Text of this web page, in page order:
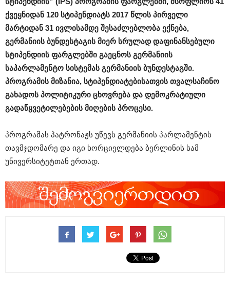
ქვეყნიდან 120 სტიპენდიატს 2017 წლის პირველი
მარტიდან 31 ივლისამდე შესაძლებლობა ექნება,
გერმანიის ბუნდესტაგის მიერ სრულად დაფინანსებული
სტიპენდიის ფარგლებში გაეცნოს გერმანიის
საპარლამენტო სისტემას გერმანიის ბუნდესტაგში.
პროგრამის მიზანია, სტიპენდიატებისათვის თვალსაჩინო
გახადოს პოლიტიკური ცხოვრება და დემოკრატიული
გადაწყვეტილებების მიღების პროცესი.
პროგრამას პატრონაჟს უწევს გერმანიის პარლამენტის
თავმჯდომარე და იგი ხორციელდება ბერლინის სამ
უნივერსიტეტთან ერთად.